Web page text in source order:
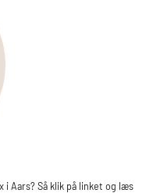
i Aars? Så klik på linket og læs